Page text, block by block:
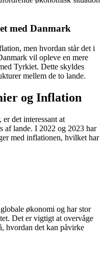
med Danmark
men hvordan står det i
vil opleve en mere
Tyrkiet. Dette skyldes
mellem de to lande.
og Inflation
det interessant at
af lande. I 2022 og 2023 har
med inflationen, hvilket har
økonomi og har stor
Det er vigtigt at overvåge
hvordan det kan påvirke